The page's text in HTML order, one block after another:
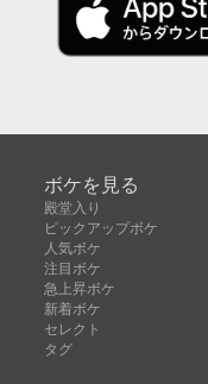
ボケを見る
殿堂入り
ピックアップボケ
人気ボケ
注目ボケ
急上昇ボケ
新着ボケ
セレクト
タグ